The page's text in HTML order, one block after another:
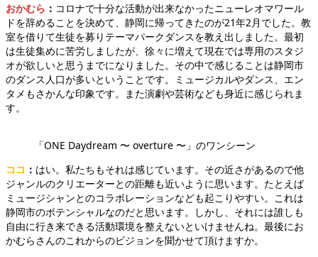
おかむら ： コロナで十分な活動が出来なかったニューレオマワール
ドを辞めることを決めて、静岡に帰ってきたのが21年2月でした。教
室を借りて生徒を募りテーマパークダンスを教え出しました。最初
は生徒集めに苦労しましたが、徐々に増えて現在では専用のスタジ
オが欲しいと思うまでになりました。その中で感じることは静岡市
のダンス人口が多いということです。ミュージカルやダンス、エン
タメもさかんな印象です。また演劇や芸術なども身近に感じられま
す。
「ONE Daydream 〜 overture 〜」のワンシーン
ココ ： はい。私たちもそれは感じています。その近さがあるので他
ジャンルのクリエーターとの距離も近いように思います。たとえば
ミュージシャンとのコラボレーションなども起こりやすい。これは
静岡市のポテンシャルなのだと思います。しかし、それには誰しも
自由に行き来できる活動環境を整えないといけませんね。最後にお
かむらさんのこれからのビジョンを聞かせて頂けますか。